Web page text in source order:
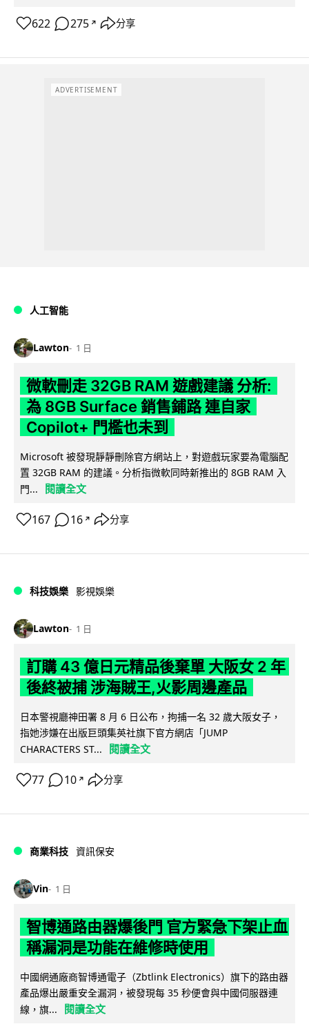
622 275 ↗ 分享
ADVERTISEMENT
人工智能
Lawton 1 日
微軟刪走 32GB RAM 遊戲建議 分析:
為 8GB Surface 銷售鋪路 連自家
Copilot+ 門檻也未到
Microsoft 被發現靜靜刪除官方網站上，對遊戲玩家要為電腦配
置 32GB RAM 的建議。分析指微軟同時新推出的 8GB RAM 入
門...
閱讀全文
167 16 ↗ 分享
科技娛樂 影視娛樂
Lawton 1 日
訂購 43 億日元精品後棄單 大阪女 2 年
後終被捕 涉海賊王,火影周邊產品
日本警視廳神田署 8 月 6 日公布，拘捕一名 32 歲大阪女子，
指她涉嫌在出版巨頭集英社旗下官方網店「JUMP
CHARACTERS ST...
閱讀全文
77 10 ↗ 分享
商業科技 資訊保安
Vin 1 日
智博通路由器爆後門 官方緊急下架止血
稱漏洞是功能在維修時使用
中國網通廠商智博通電子（Zbtlink Electronics）旗下的路由器
產品爆出嚴重安全漏洞，被發現每 35 秒便會與中國伺服器連
線，旗...
閱讀全文